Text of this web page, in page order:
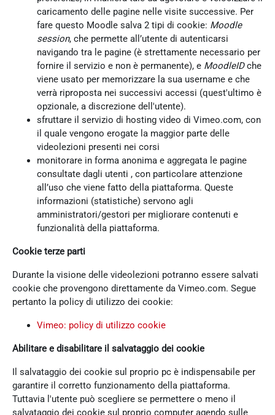
caricamento delle pagine nelle visite successive. Per
fare questo Moodle salva 2 tipi di cookie: Moodle
session, che permette all’utente di autenticarsi
navigando tra le pagine (è strettamente necessario per
fornire il servizio e non è permanente), e MoodleIDche
viene usato per memorizzare la sua username e che
verrà riproposta nei successivi accessi (quest'ultimo è
opzionale, a discrezione dell'utente).
sfruttare il servizio di hosting video di Vimeo.com, con
il quale vengono erogate la maggior parte delle
videolezioni presenti nei corsi
monitorare in forma anonima e aggregata le pagine
consultate dagli utenti , con particolare attenzione
all’uso che viene fatto della piattaforma. Queste
informazioni (statistiche) servono agli
amministratori/gestori per migliorare contenuti e
funzionalità della piattaforma.
Cookie terze parti
Durante la visione delle videolezioni potranno essere salvati
cookie che provengono direttamente da Vimeo.com. Segue
pertanto la policy di utilizzo dei cookie:
Vimeo: policy di utilizzo cookie
Abilitare e disabilitare il salvataggio dei cookie
Il salvataggio dei cookie sul proprio pc è indispensabile per
garantire il corretto funzionamento della piattaforma.
Tuttavia l'utente può scegliere se permettere o meno il
salvataggio dei cookie sul proprio computer agendo sulle